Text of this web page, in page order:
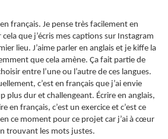
français. Je pense très facilement en
cela que j’écris mes captions sur Instagram
lieu. J’aime parler en anglais et je kiffe la
que cela amène. Ça fait partie de
entre l’une ou l’autre de ces langues.
c’est en français que j’ai envie
plus dur et challengeant. Écrire en anglais,
en français, c’est un exercice et c’est ce
ce moment pour ce projet car j’ai à cœur
trouvant les mots justes.